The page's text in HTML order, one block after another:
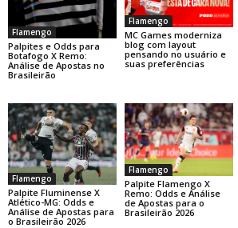
Flamengo
Palpites e Odds para
Botafogo X Remo:
Análise de Apostas no
Brasileirão
Flamengo
MC Games moderniza
blog com layout
pensando no usuário e
suas preferências
Flamengo
Palpite Fluminense X
Atlético-MG: Odds e
Análise de Apostas para
o Brasileirão 2026
Flamengo
Palpite Flamengo X
Remo: Odds e Análise
de Apostas para o
Brasileirão 2026